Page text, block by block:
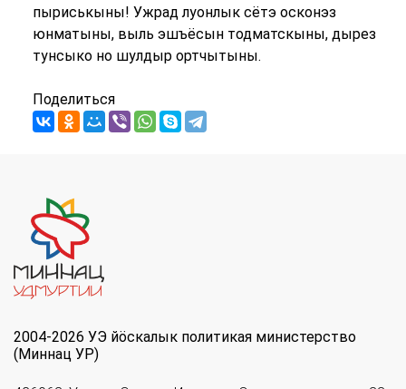
пыриськыны! Ужрад луонлык сётэ осконэз
юнматыны, выль эшъёсын тодматскыны, дырез
тунсыко но шулдыр ортчытыны.
Поделиться
2004-2026 УЭ йöскалык политикая министерство
(Миннац УР)